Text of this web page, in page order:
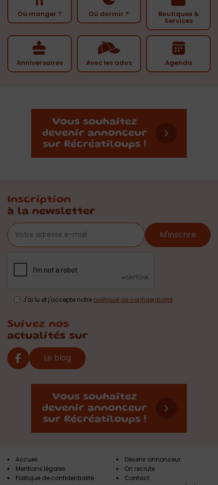
Où manger ? Où dormir ? Boutiques &
Services
Anniversaires Avec les ados Agenda
Inscription
à la newsletter
M'inscrire
J'ai lu et j'accepte notre politique de confidentialité
Suivez nos
actualités sur
Le blog
Accueil
Mentions légales
Politique de confidentialité
Devenir annonceur
On recrute
Contact